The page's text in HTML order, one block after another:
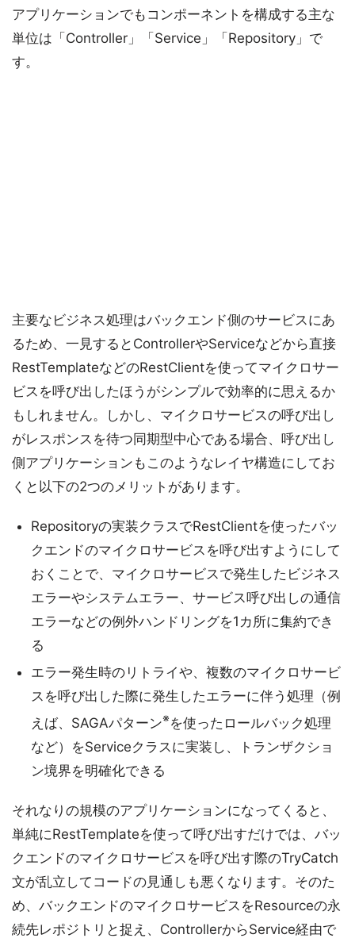
アプリケーションでもコンポーネントを構成する主な
単位は「Controller」「Service」「Repository」で
す。
主要なビジネス処理はバックエンド側のサービスにあ
るため、一見するとControllerやServiceなどから直接
RestTemplateなどのRestClientを使ってマイクロサー
ビスを呼び出したほうがシンプルで効率的に思えるか
もしれません。しかし、マイクロサービスの呼び出し
がレスポンスを待つ同期型中心である場合、呼び出し
側アプリケーションもこのようなレイヤ構造にしてお
くと以下の2つのメリットがあります。
Repositoryの実装クラスでRestClientを使ったバッ
クエンドのマイクロサービスを呼び出すようにして
おくことで、マイクロサービスで発生したビジネス
エラーやシステムエラー、サービス呼び出しの通信
エラーなどの例外ハンドリングを1カ所に集約でき
る
エラー発生時のリトライや、複数のマイクロサービ
スを呼び出した際に発生したエラーに伴う処理（例
えば、SAGAパターン※を使ったロールバック処理
など）をServiceクラスに実装し、トランザクショ
ン境界を明確化できる
それなりの規模のアプリケーションになってくると、
単純にRestTemplateを使って呼び出すだけでは、バッ
クエンドのマイクロサービスを呼び出す際のTryCatch
文が乱立してコードの見通しも悪くなります。そのた
め、バックエンドのマイクロサービスをResourceの永
続先レポジトリと捉え、ControllerからService経由で